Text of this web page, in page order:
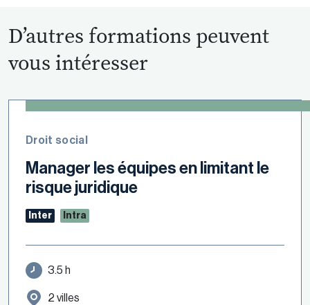
D’autres formations peuvent
vous intéresser
Droit social
Manager les équipes en limitant le
risque juridique
Inter Intra
3.5 h
2 villes